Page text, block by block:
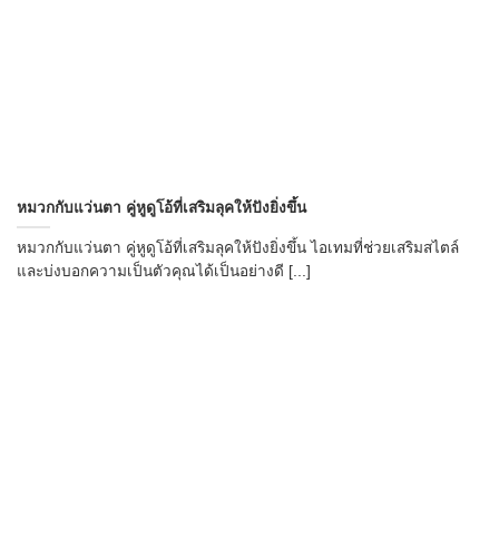
หมวกกับแว่นตา คู่หูดูโอ้ที่เสริมลุคให้ปังยิ่งขึ้น
หมวกกับแว่นตา คู่หูดูโอ้ที่เสริมลุคให้ปังยิ่งขึ้น ไอเทมที่ช่วยเสริมสไตล์
และบ่งบอกความเป็นตัวคุณได้เป็นอย่างดี [...]